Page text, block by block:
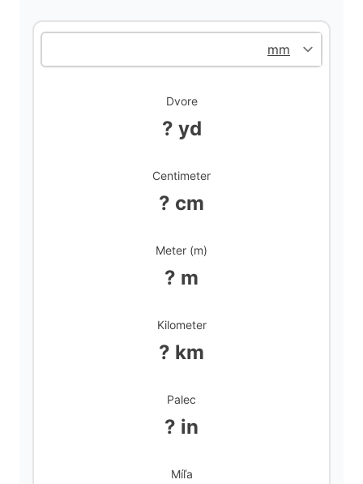
d
e
o
Dvore
? yd
Centimeter
? cm
Meter (m)
? m
Kilometer
? km
Palec
? in
Míľa